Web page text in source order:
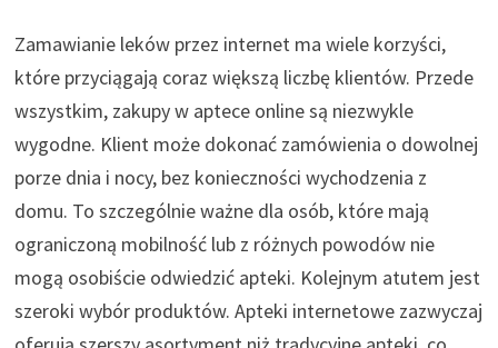
Zamawianie leków przez internet ma wiele korzyści,
które przyciągają coraz większą liczbę klientów. Przede
wszystkim, zakupy w aptece online są niezwykle
wygodne. Klient może dokonać zamówienia o dowolnej
porze dnia i nocy, bez konieczności wychodzenia z
domu. To szczególnie ważne dla osób, które mają
ograniczoną mobilność lub z różnych powodów nie
mogą osobiście odwiedzić apteki. Kolejnym atutem jest
szeroki wybór produktów. Apteki internetowe zazwyczaj